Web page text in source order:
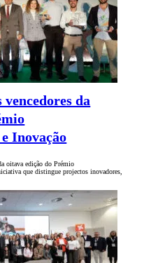
vencedores da
Inovação
oitava edição do Prémio
que distingue projectos inovadores,